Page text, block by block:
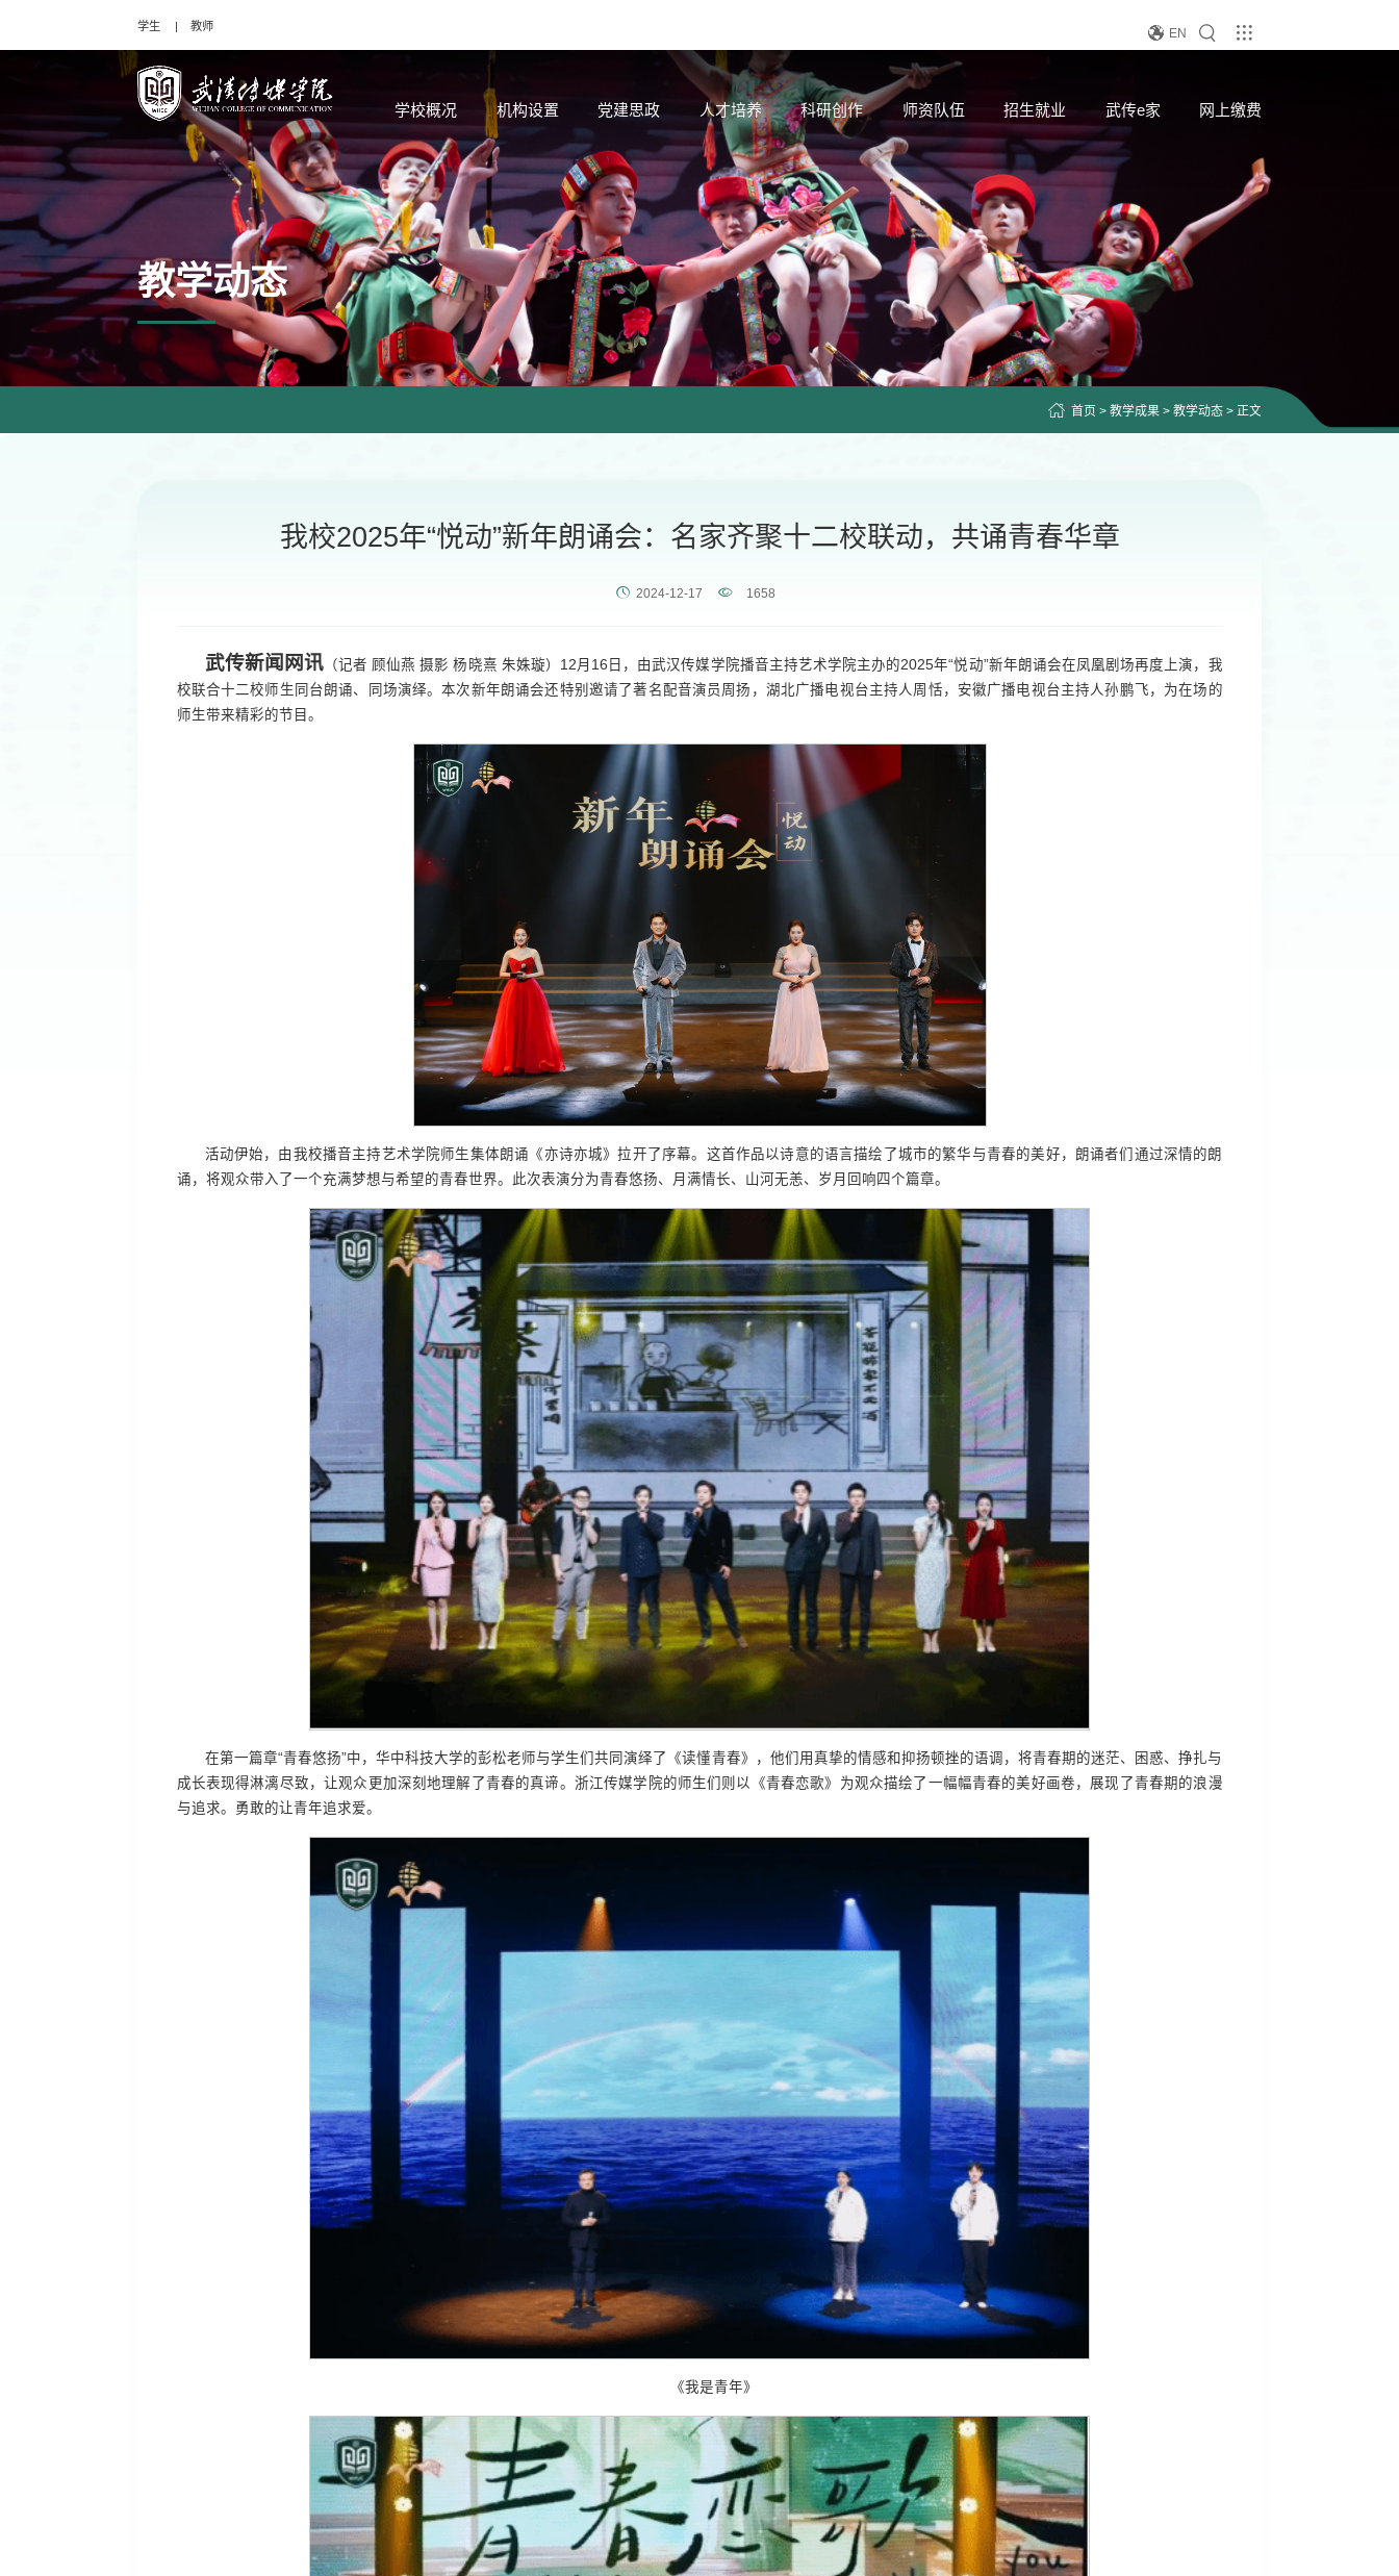
学生 教师 EN
学校概况 机构设置 党建思政 人才培养 科研创作 师资队伍 招生就业 武传e家 网上缴费
教学动态
首页 > 教学成果 > 教学动态 > 正文
我校2025年“悦动”新年朗诵会：名家齐聚十二校联动，共诵青春华章
2024-12-17 1658
武传新闻网讯（记者 顾仙燕 摄影 杨晓熹 朱姝璇）12月16日，由武汉传媒学院播音主持艺术学院主办的2025年“悦动”新年朗诵会在凤凰剧场再度上演，我
校联合十二校师生同台朗诵、同场演绎。本次新年朗诵会还特别邀请了著名配音演员周扬，湖北广播电视台主持人周恬，安徽广播电视台主持人孙鹏飞，为在场的
师生带来精彩的节目。
活动伊始，由我校播音主持艺术学院师生集体朗诵《亦诗亦城》拉开了序幕。这首作品以诗意的语言描绘了城市的繁华与青春的美好，朗诵者们通过深情的朗
诵，将观众带入了一个充满梦想与希望的青春世界。此次表演分为青春悠扬、月满情长、山河无恙、岁月回响四个篇章。
在第一篇章“青春悠扬”中，华中科技大学的彭松老师与学生们共同演绎了《读懂青春》，他们用真挚的情感和抑扬顿挫的语调，将青春期的迷茫、困惑、挣扎与
成长表现得淋漓尽致，让观众更加深刻地理解了青春的真谛。浙江传媒学院的师生们则以《青春恋歌》为观众描绘了一幅幅青春的美好画卷，展现了青春期的浪漫
与追求。勇敢的让青年追求爱。
《我是青年》